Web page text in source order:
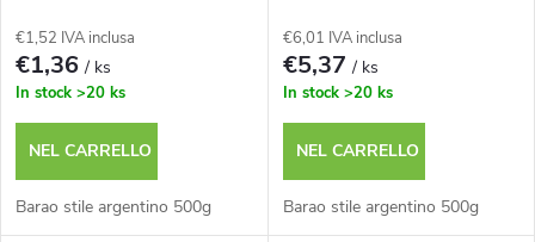
€1,52 IVA inclusa
€1,36/ ks
In stock >20 ks
NEL CARRELLO
Barao stile argentino 500g
€6,01 IVA inclusa
€5,37/ ks
In stock >20 ks
NEL CARRELLO
Barao stile argentino 500g